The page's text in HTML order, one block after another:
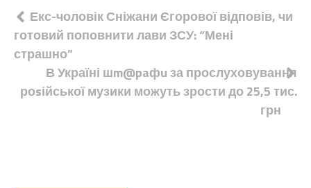
Навігація
записів
Екс-чоловік Сніжани Єгорової відповів, чи
готовий поповнити лави ЗСУ: “Мені
страшно”
В Україні шm@paфu за прослуховування
роsійської музики можуть зрости до 25,5 тис.
грн